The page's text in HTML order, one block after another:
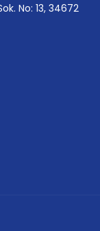
No: 13, 34672